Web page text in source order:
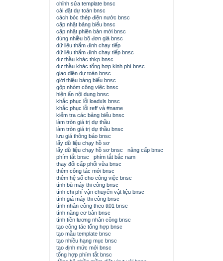
chỉnh sửa template bnsc
cài đặt dự toán bnsc
cách bóc thép điện nước bnsc
cập nhật bảng biểu bnsc
cập nhật phiên bản mới bnsc
dùng nhiều bộ đơn giá bnsc
dữ liệu thẩm định chạy tiếp
dữ liệu thẩm định chạy tiếp bnsc
dự thầu khác thkp bnsc
dự thầu khác tổng hợp kinh phí bnsc
giao diện dự toán bnsc
giới thiệu bảng biểu bnsc
gộp nhóm công việc bnsc
hiện ẩn nội dung bnsc
khắc phục lỗi loadxls bnsc
khắc phục lỗi reff và #name
kiểm tra các bảng biểu bnsc
làm tròn giá trị dự thầu
làm tròn giá trị dự thầu bnsc
lưu giá thông báo bnsc
lấy dữ liệu chạy hồ sơ
lấy dữ liệu chạy hồ sơ bnsc
nâng cấp bnsc
phím tắt bnsc
phím tắt bắc nam
thay đổi cấp phối vữa bnsc
thêm công tác mới bnsc
thêm hệ số cho công việc bnsc
tính bù máy thi công bnsc
tính chi phí vận chuyển vật liệu bnsc
tính giá máy thi công bnsc
tính nhân công theo tt01 bnsc
tính năng cơ bản bnsc
tính tiền lương nhân công bnsc
tạo công tác tổng hợp bnsc
tạo mẫu template bnsc
tạo nhiều hạng mục bnsc
tạo định mức mới bnsc
tổng hợp phím tắt bnsc